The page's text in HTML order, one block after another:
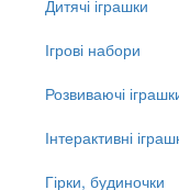
Дитячі іграшки
Ігрові набори
Розвиваючі
Інтерактивні
Гірки, будиночки